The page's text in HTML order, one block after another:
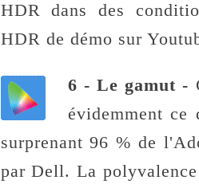
HDR dans des
HDR de démo sur
6 - Le gamut -
évidemment ce
surprenant 96 % de
par Dell. La